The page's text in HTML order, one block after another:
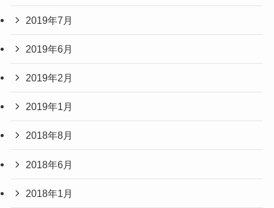
2019年7月
2019年6月
2019年2月
2019年1月
2018年8月
2018年6月
2018年1月